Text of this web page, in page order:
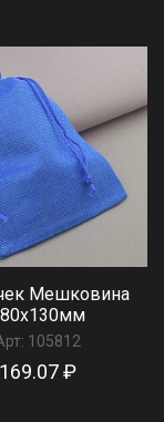
Мешковина
105812
169.07 ₽